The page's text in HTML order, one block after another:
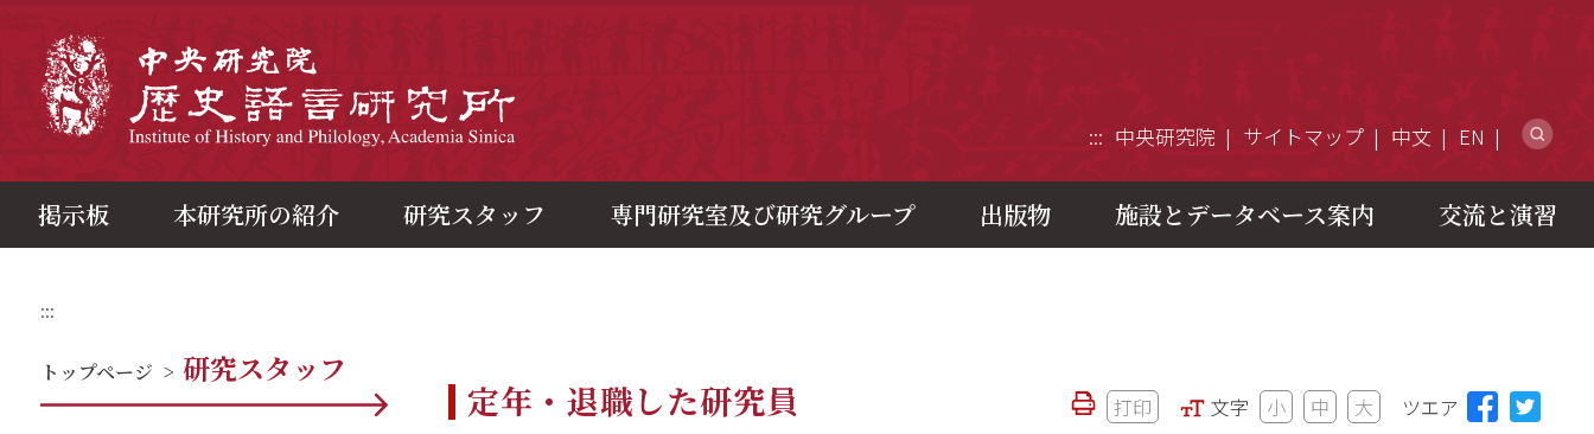
::: 中央研究院 サイトマップ 中文 EN
掲示板 本研究所の紹介 研究スタッフ 専門研究室及び研究グループ 出版物 施設とデータベース案内 交流と演習
:::
トップページ > 研究スタッフ
定年・退職した研究員 打印 文字 小 中 大 ツエア